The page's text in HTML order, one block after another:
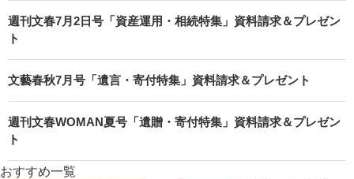
週刊文春7月2日号「資産運用・相続特集」資料請求＆プレゼン
ト
文藝春秋7月号「遺言・寄付特集」資料請求＆プレゼント
週刊文春WOMAN夏号「遺贈・寄付特集」資料請求＆プレゼン
ト
おすすめ一覧